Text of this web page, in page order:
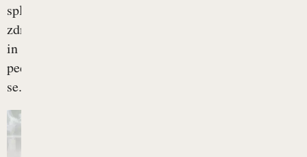
splošnih
zdravnikov
in
pediatrov
se...